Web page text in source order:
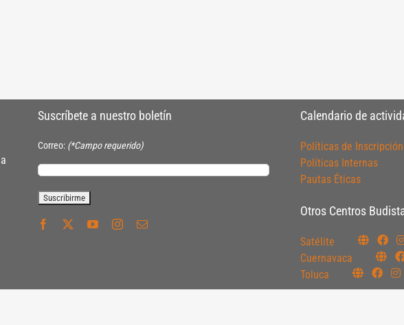
Suscríbete a nuestro boletín
Correo: (*Campo requerido)
Calendario de
Políticas de Inscripción
Políticas Internas
Pautas Éticas
Otros Centros
Satélite
Cuernavaca
Toluca